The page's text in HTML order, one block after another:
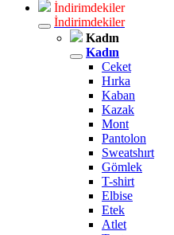
İndirimdekiler
İndirimdekiler
Kadın
Kadın
Ceket
Hırka
Kaban
Kazak
Mont
Pantolon
Sweatshırt
Gömlek
T-shirt
Elbise
Etek
Atlet